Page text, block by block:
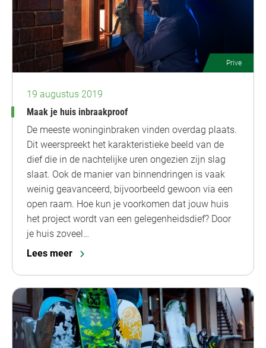
Prive
19 augustus 2019
Maak je huis inbraakproof
De meeste woninginbraken vinden overdag plaats.
Dit weerspreekt het karakteristieke beeld van de
dief die in de nachtelijke uren ongezien zijn slag
slaat. Ook de manier van binnendringen is vaak
weinig geavanceerd, bijvoorbeeld gewoon via een
open raam. Hoe kun je voorkomen dat jouw huis
het project wordt van een gelegenheidsdief? Door
je huis zoveel…
Lees meer